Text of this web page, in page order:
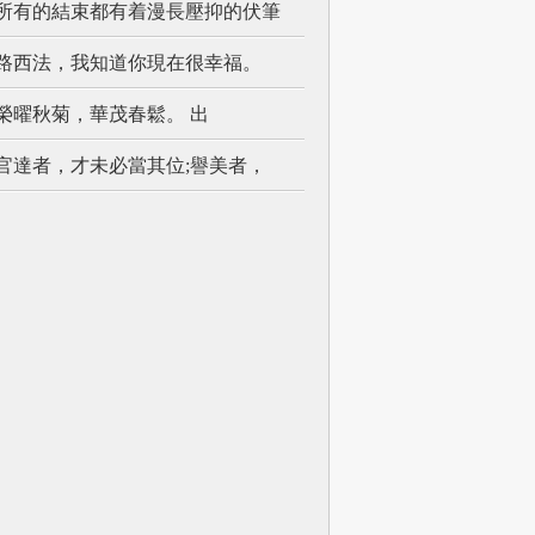
有的結束都有着漫長壓抑的伏筆
西法，我知道你現在很幸福。
曜秋菊，華茂春鬆。 出
達者，才未必當其位;譽美者，